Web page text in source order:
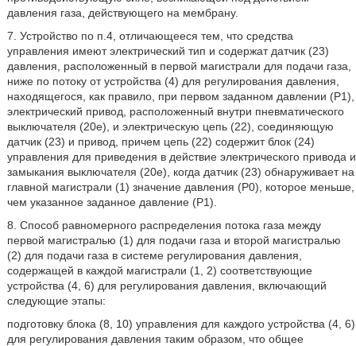
давления газа, действующего на мембрану.
7. Устройство по п.4, отличающееся тем, что средства
управления имеют электрический тип и содержат датчик (23)
давления, расположенный в первой магистрали для подачи газа,
ниже по потоку от устройства (4) для регулирования давления,
находящегося, как правило, при первом заданном давлении (Р1),
электрический привод, расположенный внутри пневматического
выключателя (20е), и электрическую цепь (22), соединяющую
датчик (23) и привод, причем цепь (22) содержит блок (24)
управления для приведения в действие электрического привода и
замыкания выключателя (20е), когда датчик (23) обнаруживает на
главной магистрали (1) значение давления (Р0), которое меньше,
чем указанное заданное давление (Р1).
8. Способ равномерного распределения потока газа между
первой магистралью (1) для подачи газа и второй магистралью
(2) для подачи газа в системе регулирования давления,
содержащей в каждой магистрали (1, 2) соответствующие
устройства (4, 6) для регулирования давления, включающий
следующие этапы:
подготовку блока (8, 10) управления для каждого устройства (4, 6)
для регулирования давления таким образом, что общее